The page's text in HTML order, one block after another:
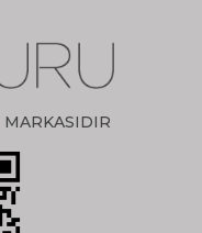
MARKASIDIR